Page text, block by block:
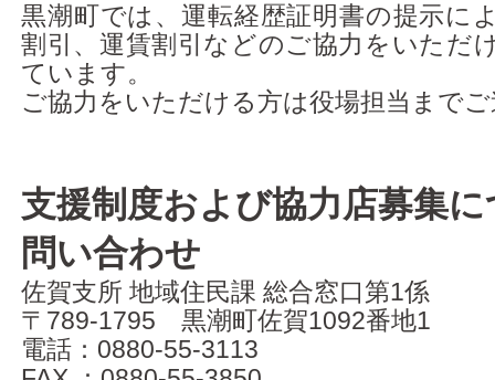
黒潮町では、運転経歴証明書の提示に
割引、運賃割引などのご協力をいただ
ています。
ご協力をいただける方は役場担当まで
支援制度および協力店募集
問い合わせ
佐賀支所 地域住民課 総合窓口第1係
〒789-1795 黒潮町佐賀1092番地1
電話：0880-55-3113